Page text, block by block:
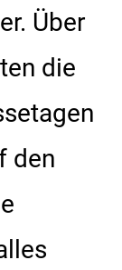
Über
die
den